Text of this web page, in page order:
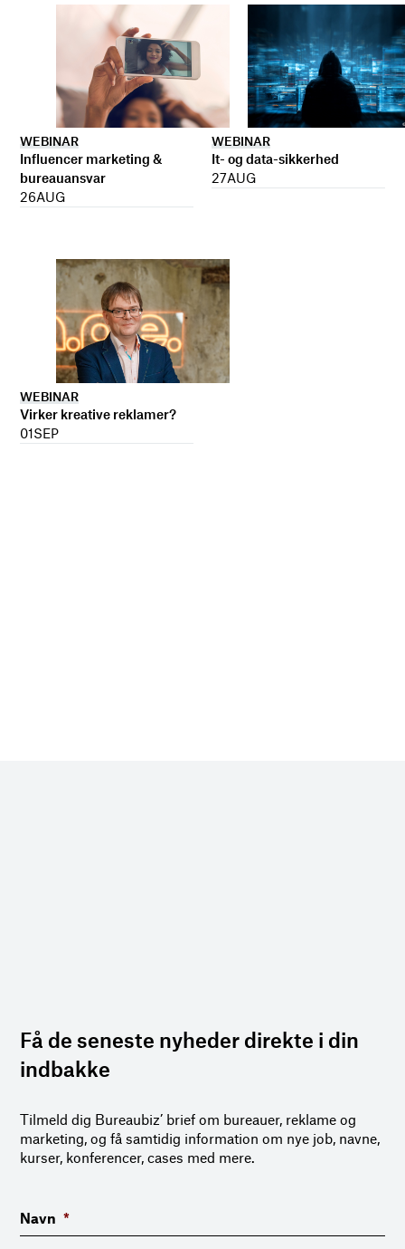
WEBINAR
Influencer marketing &
bureauansvar
26AUG
WEBINAR
It- og data-sikkerhed
27AUG
WEBINAR
Virker kreative reklamer?
01SEP
Få de seneste nyheder direkte i din
indbakke
Tilmeld dig Bureaubiz’ brief om bureauer, reklame og
marketing, og få samtidig information om nye job, navne,
kurser, konferencer, cases med mere.
Navn *